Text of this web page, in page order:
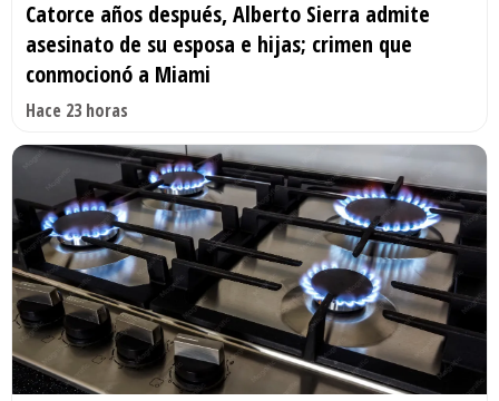
Catorce años después, Alberto Sierra admite
asesinato de su esposa e hijas; crimen que
conmocionó a Miami
Hace 23 horas